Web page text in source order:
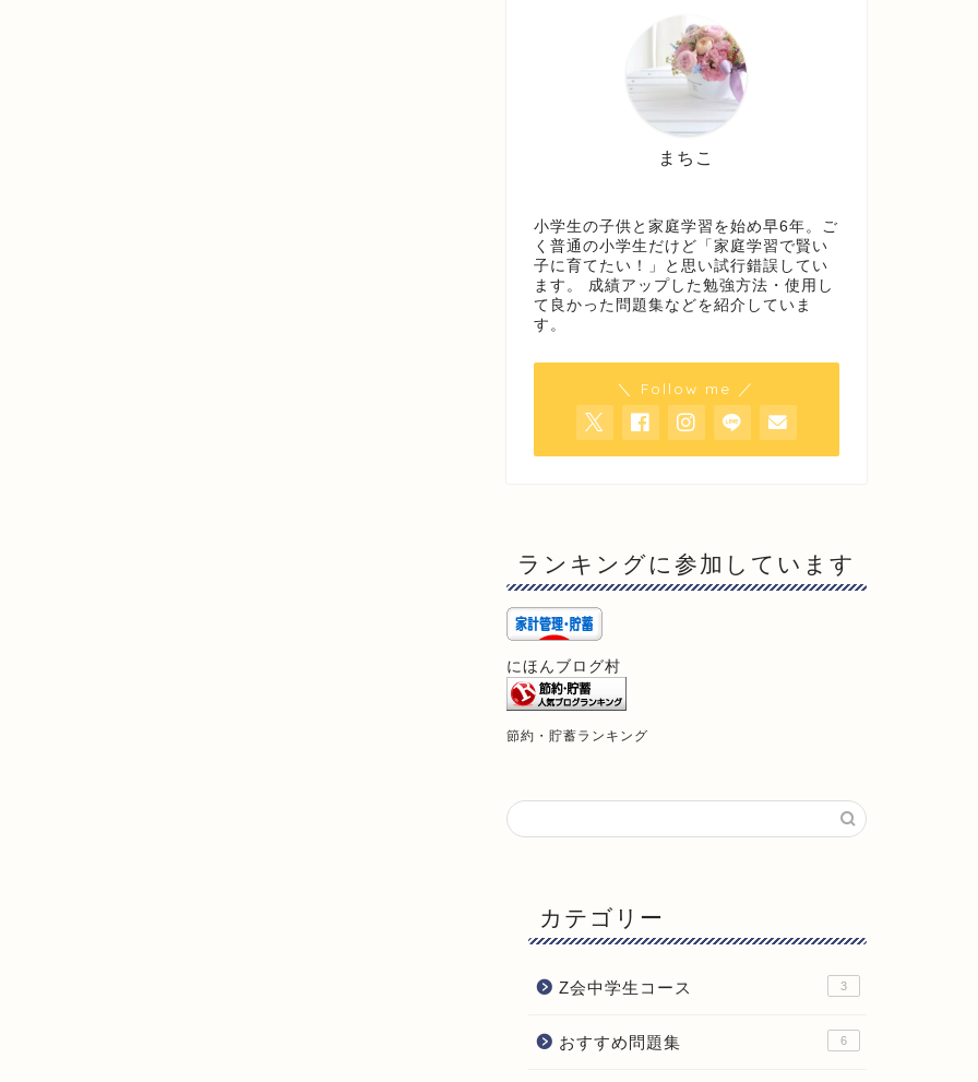
まちこ
小学生の子供と家庭学習を始め早6年。ご
く普通の小学生だけど「家庭学習で賢い
子に育てたい！」と思い試行錯誤してい
ます。 成績アップした勉強方法・使用し
て良かった問題集などを紹介していま
す。
＼ Follow me ／
ランキングに参加しています
にほんブログ村
節約・貯蓄ランキング
カテゴリー
Z会中学生コース 3
おすすめ問題集 6